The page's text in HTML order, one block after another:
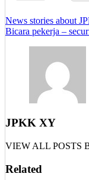
Post
navigation
News stories about
Bicara pekerja –
JPKK XY
VIEW ALL POSTS
Related